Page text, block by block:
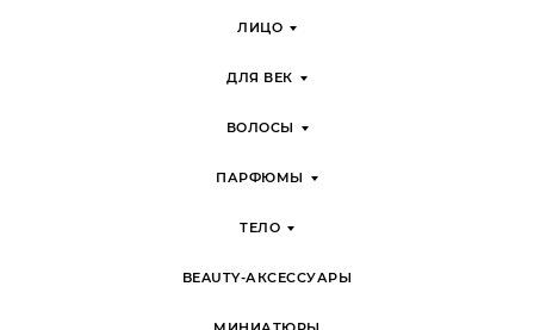
ЛИЦО
ДЛЯ ВЕК
ВОЛОСЫ
ПАРФЮМЫ
ТЕЛО
BEAUTY-АКСЕССУАРЫ